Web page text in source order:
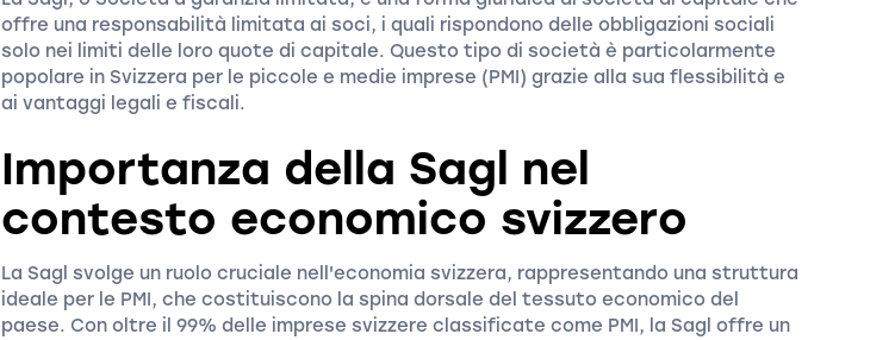
offre una responsabilità limitata ai soci, i quali rispondono delle obbligazioni sociali
solo nei limiti delle loro quote di capitale. Questo tipo di società è particolarmente
popolare in Svizzera per le piccole e medie imprese (PMI) grazie alla sua flessibilità e
ai vantaggi legali e fiscali.
Importanza della Sagl nel
contesto economico svizzero
La Sagl svolge un ruolo cruciale nell'economia svizzera, rappresentando una struttura
ideale per le PMI, che costituiscono la spina dorsale del tessuto economico del
paese. Con oltre il 99% delle imprese svizzere classificate come PMI, la Sagl offre un